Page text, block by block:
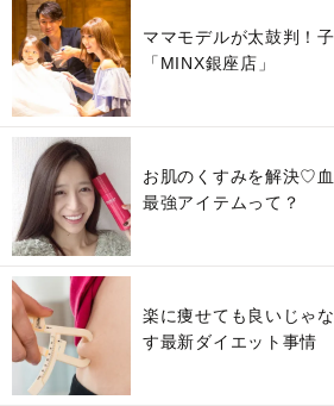
ママモデルが太鼓判！
「MINX銀座店」
お肌のくすみを解決♡
最強アイテムって？
楽に痩せても良いじゃ
す最新ダイエット事情